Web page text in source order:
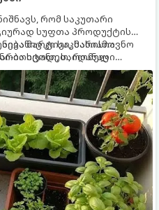
რომ საკუთარი
სუფთა პროდუქტის
კი საკმარისია
ბოსტანი, საიდანაც
მწვანილსა და
მარტივი, სასიამოვნო
იცოდეთ, რომელი
პირობებს ყველაზე კარგად